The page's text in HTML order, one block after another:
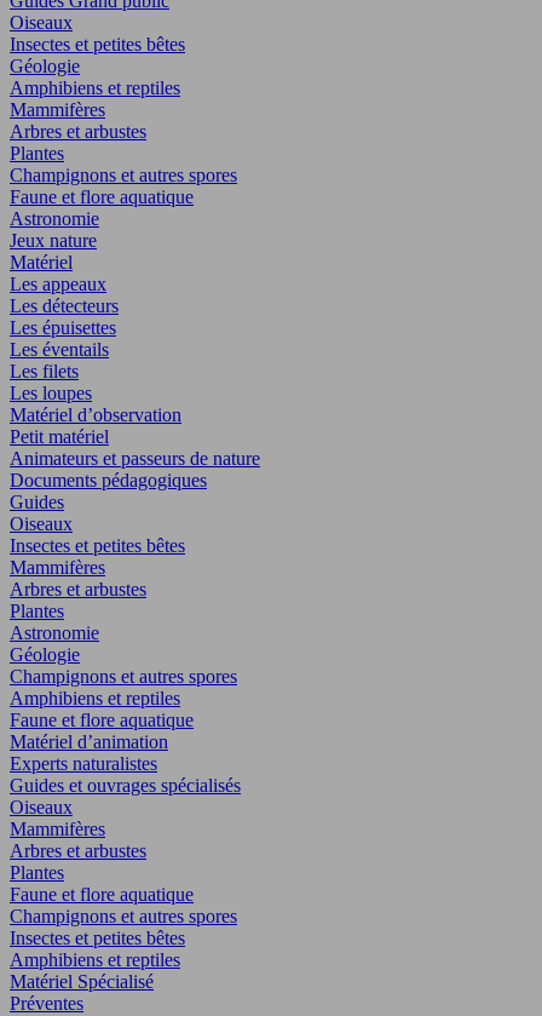
Oiseaux
Insectes et petites bêtes
Géologie
Amphibiens et reptiles
Mammifères
Arbres et arbustes
Plantes
Champignons et autres spores
Faune et flore aquatique
Astronomie
Jeux nature
Matériel
Les appeaux
Les détecteurs
Les épuisettes
Les éventails
Les filets
Les loupes
Matériel d’observation
Petit matériel
Animateurs et passeurs de nature
Documents pédagogiques
Guides
Oiseaux
Insectes et petites bêtes
Mammifères
Arbres et arbustes
Plantes
Astronomie
Géologie
Champignons et autres spores
Amphibiens et reptiles
Faune et flore aquatique
Matériel d’animation
Experts naturalistes
Guides et ouvrages spécialisés
Oiseaux
Mammifères
Arbres et arbustes
Plantes
Faune et flore aquatique
Champignons et autres spores
Insectes et petites bêtes
Amphibiens et reptiles
Matériel Spécialisé
Préventes